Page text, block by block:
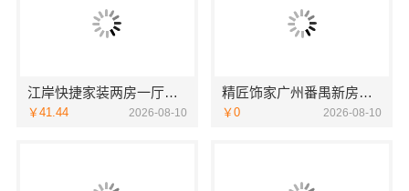
江岸快捷家装两房一厅，本地快装（湖北）科技高效落地
￥41.44 2026-08-10
精匠饰家广州番禺新房装修价格参考
￥0 2026-08-10